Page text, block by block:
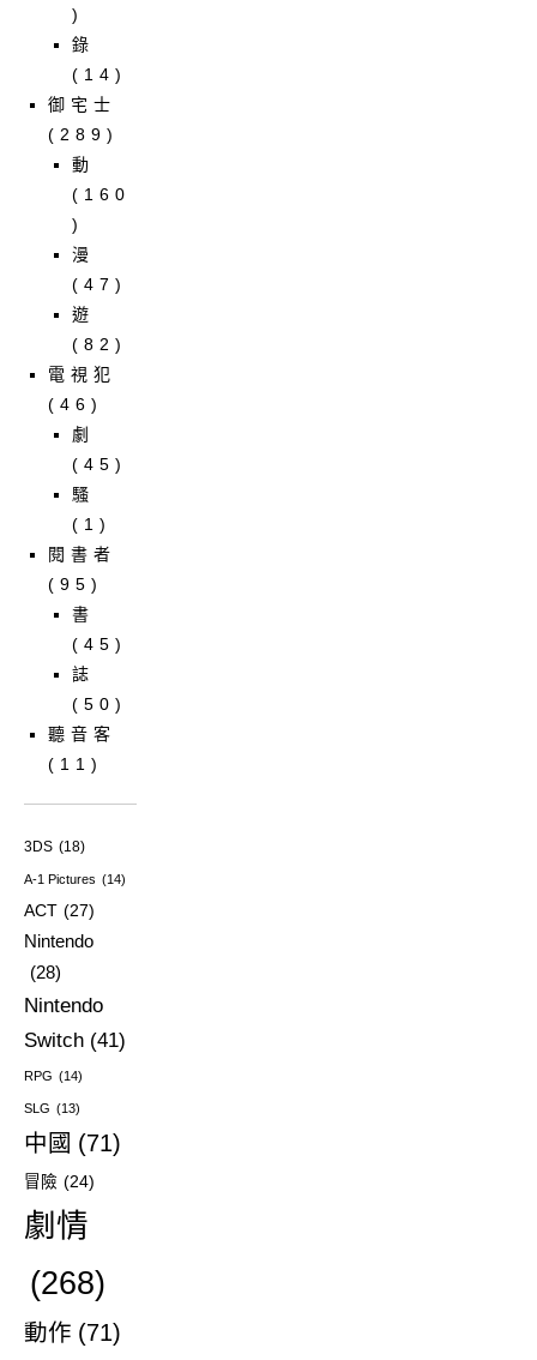
)
錄
(14)
御宅士
(289)
動
(160
)
漫
(47)
遊
(82)
電視犯
(46)
劇
(45)
騷
(1)
閱書者
(95)
書
(45)
誌
(50)
聽音客
(11)
3DS (18)
A-1 Pictures (14)
ACT (27)
Nintendo
(28)
Nintendo
Switch (41)
RPG (14)
SLG (13)
中國 (71)
冒險 (24)
劇情
(268)
動作 (71)